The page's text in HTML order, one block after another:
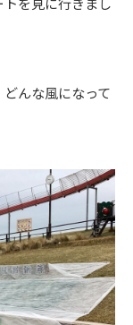
んな風になって